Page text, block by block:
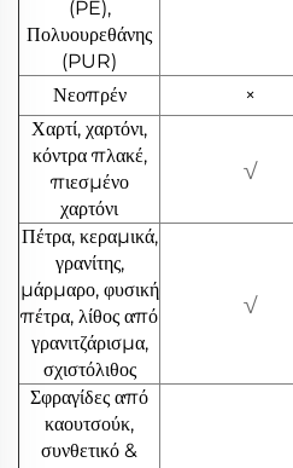
(PE),
Πολυουρεθάνης
(PUR)
Νεοπρέν ×
Χαρτί, χαρτόνι,
κόντρα πλακέ,
πιεσμένο
χαρτόνι
√
Πέτρα, κεραμικά,
γρανίτης,
μάρμαρο, φυσική
πέτρα, λίθος από
γρανιτζάρισμα,
σχιστόλιθος
√
Σφραγίδες από
καουτσούκ,
συνθετικό &